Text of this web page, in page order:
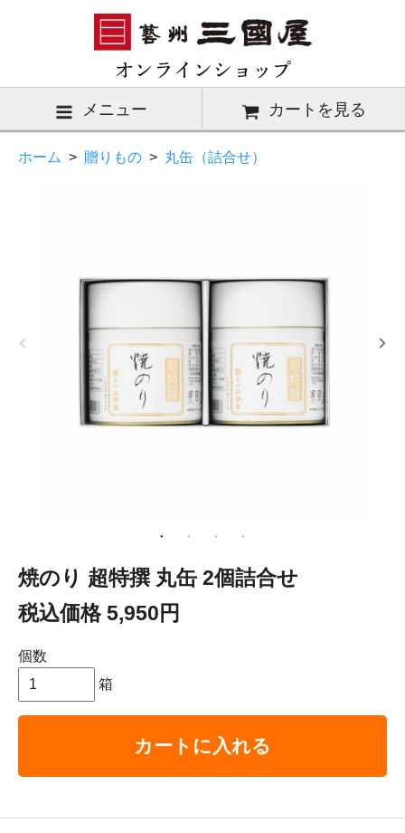
メニュー カートを見る
ホーム > 贈りもの > 丸缶（詰合せ）
焼のり 超特撰 丸缶 2個詰合せ
税込価格 5,950円
個数
箱
カートに入れる